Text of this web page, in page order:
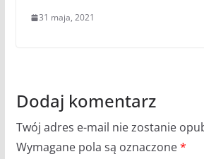
31 maja, 2021
Dodaj komentarz
Twój adres e-mail nie zostanie
Wymagane pola są oznaczone*